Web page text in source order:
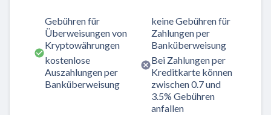
Gebühren für
Überweisungen von
Kryptowährungen
kostenlose
Auszahlungen per
Banküberweisung
keine Gebühren für
Zahlungen per
Banküberweisung
Bei Zahlungen per
Kreditkarte können
zwischen 0.7 und
3.5% Gebühren
anfallen